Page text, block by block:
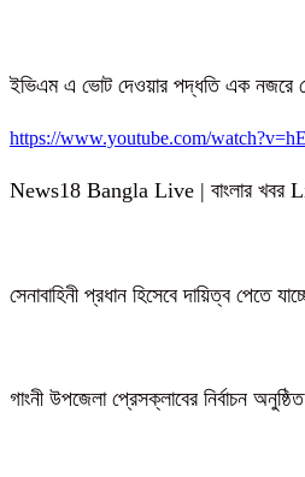
ইভিএম এ ভোট দেওয়ার পদ্ধতি এক নজরে
https://www.youtube.com/
News18 Bangla Live | বাংলার
সেনাবাহিনী প্রধান হিসেবে দায়িত্ব পেতে
গাংনী উপজেলা প্রেসক্লাবের নির্বাচন অনুষ্ঠিত